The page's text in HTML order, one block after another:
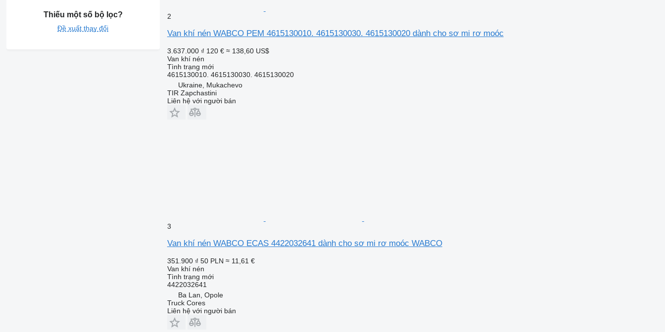
Thiếu một số bộ lọc?
Đề xuất thay đổi
2
Van khí nén WABCO PEM 4615130010. 4615130030. 4615130020 dành cho sơ mi rơ moóc
3.637.000 ₫ 120 € ≈ 138,60 US$
Van khí nén
Tình trạng mới
4615130010. 4615130030. 4615130020
Ukraine, Mukachevo
TIR Zapchastini
Liên hệ với người bán
3
Van khí nén WABCO ECAS 4422032641 dành cho sơ mi rơ moóc WABCO
351.900 ₫ 50 PLN ≈ 11,61 €
Van khí nén
Tình trạng mới
4422032641
Ba Lan, Opole
Truck Cores
Liên hệ với người bán